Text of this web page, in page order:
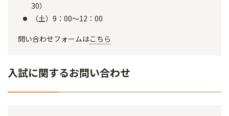
30）
（土）9：00～12：00
問い合わせフォームはこちら
入試に関するお問い合わせ